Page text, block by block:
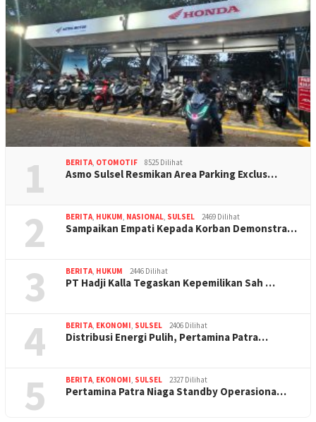
1 BERITA, OTOMOTIF 8525 Dilihat
Asmo Sulsel Resmikan Area Parking Exclus…
2 BERITA, HUKUM, NASIONAL, SULSEL 2469 Dilihat
Sampaikan Empati Kepada Korban Demonstra…
3 BERITA, HUKUM 2446 Dilihat
PT Hadji Kalla Tegaskan Kepemilikan Sah …
4 BERITA, EKONOMI, SULSEL 2406 Dilihat
Distribusi Energi Pulih, Pertamina Patra…
5 BERITA, EKONOMI, SULSEL 2327 Dilihat
Pertamina Patra Niaga Standby Operasiona…